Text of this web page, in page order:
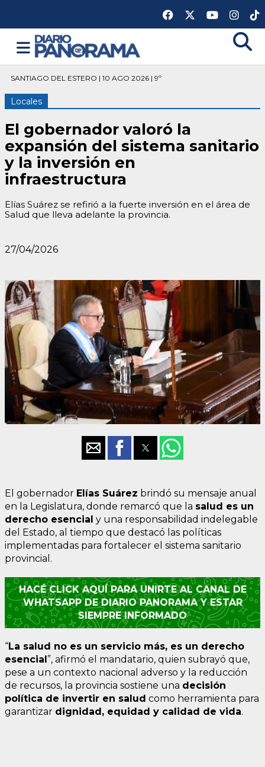
SANTIAGO DEL ESTERO | 10 AGO 2026 | 9º
Locales
El gobernador valoró la
expansión del sistema sanitario
y la inversión en
infraestructura
Elías Suárez se refirió a la fuerte inversión en el área de
Salud que lleva adelante la provincia.
27/04/2026
El gobernador Elías Suárez brindó su mensaje anual
en la Legislatura, donde remarcó que la salud es un
derecho esencial y una responsabilidad indelegable
del Estado, al tiempo que destacó las políticas
implementadas para fortalecer el sistema sanitario
provincial.
HACÉ CLICK AQUÍ PARA UNIRTE AL CANAL DE
WHATSAPP DE DIARIO PANORAMA Y ESTAR
SIEMPRE INFORMADO
“La salud no es un servicio más, es un derecho
esencial”, afirmó el mandatario, quien subrayó que,
pese a un contexto nacional adverso y la reducción
de recursos, la provincia sostiene una decisión
política de invertir en salud como herramienta para
garantizar dignidad, equidad y calidad de vida.